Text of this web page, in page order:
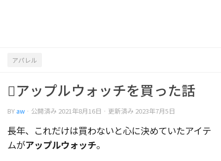
アパレル
アップルウォッチを買った話
BY aw · 公開済み 2021年8月16日 · 更新済み 2023年7月5日
長年、これだけは買わないと心に決めていたアイテ
ムがアップルウォッチ。